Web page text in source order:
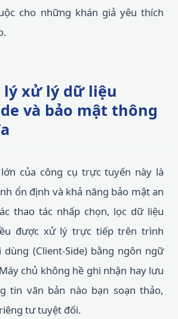
cho những khán giả yêu thích
lý xử lý dữ liệu
và bảo mật thông
của công cụ trực tuyến này là
ổn định và khả năng bảo mật an
thao tác nhấp chọn, lọc dữ liệu
được xử lý trực tiếp trên trình
(Client-Side) bằng ngôn ngữ
chủ không hề ghi nhận hay lưu
tin văn bản nào bạn soạn thảo,
tư tuyệt đối.